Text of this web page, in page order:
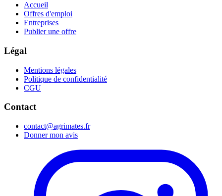
Accueil
Offres d'emploi
Entreprises
Publier une offre
Légal
Mentions légales
Politique de confidentialité
CGU
Contact
contact@agrimates.fr
Donner mon avis